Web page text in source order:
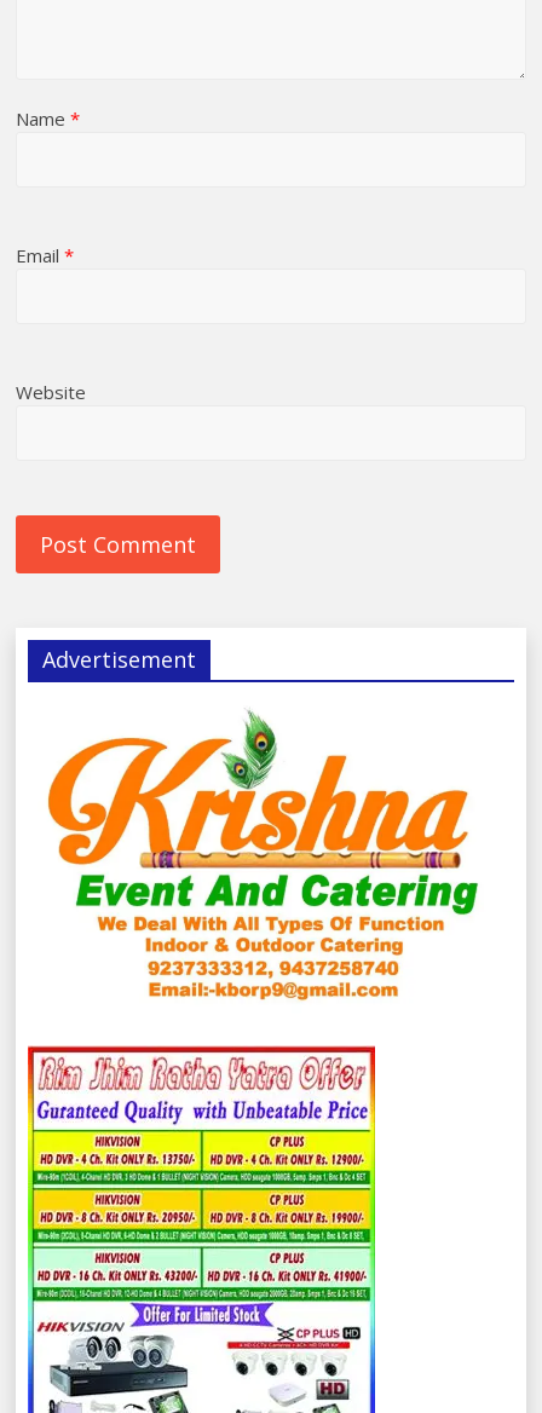
Name*
Email*
Website
Advertisement